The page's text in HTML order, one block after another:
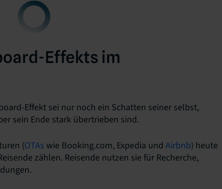
Effekts im
Effekt sei nur noch ein Schatten seiner selbst,
sein Ende stark übertrieben sind.
(OTAs wie Booking.com, Expedia und Airbnb) heute
zählen. Reisende nutzen sie für Recherche,